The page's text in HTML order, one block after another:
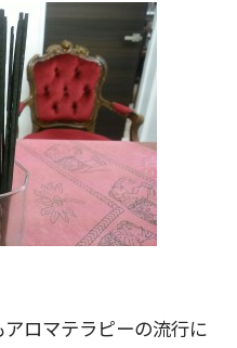
ロマテラピーの流行に